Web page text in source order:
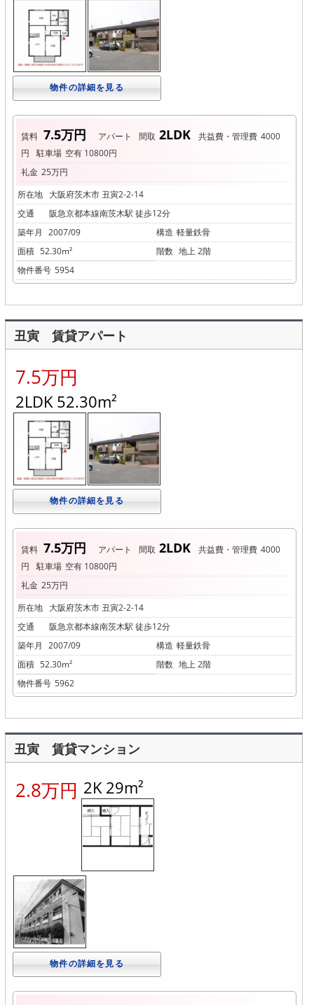
物件の詳細を見る
賃料 7.5万円 アパート 間取 2LDK 共益費・管理費 4000
円
駐車場 空有 10800円
礼金 25万円
所在地 大阪府茨木市 丑寅2-2-14
交通
阪急京都本線南茨木駅 徒歩12分
築年月 2007/09 構造 軽量鉄骨
面積 52.30m² 階数 地上 2階
物件番号 5954
丑寅 賃貸アパート
7.5万円
2LDK 52.30m²
物件の詳細を見る
賃料 7.5万円 アパート 間取 2LDK 共益費・管理費 4000
円
駐車場 空有 10800円
礼金 25万円
所在地 大阪府茨木市 丑寅2-2-14
交通
阪急京都本線南茨木駅 徒歩12分
築年月 2007/09 構造 軽量鉄骨
面積 52.30m² 階数 地上 2階
物件番号 5962
丑寅 賃貸マンション
2.8万円 2K 29m²
物件の詳細を見る